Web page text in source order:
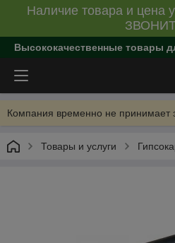
Наличие товара и цена
Высококачественные товары
Компания временно не принимает
Товары и услуги